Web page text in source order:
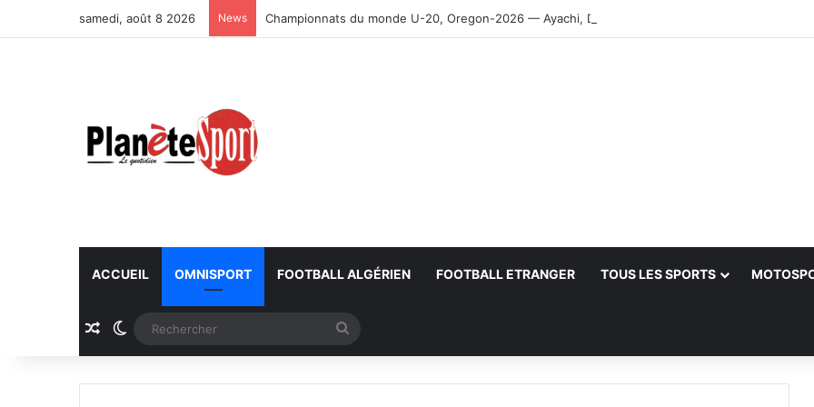
samedi, août 8 2026 News Championnats du monde U-20, Oregon-2026 — Ayachi, Dissa, Touahria et Ghezali en finale
ACCUEIL OMNISPORT FOOTBALL ALGÉRIEN FOOTBALL ETRANGER TOUS LES SPORTS
Article Aléatoire
Switch skin